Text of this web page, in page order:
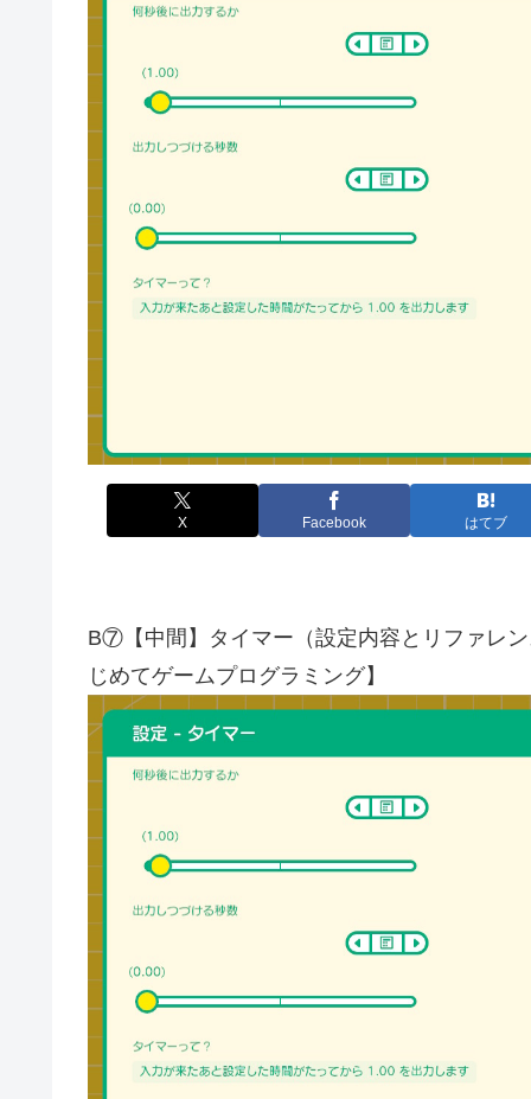
X Facebook はてブ
B⑦【中間】タイマー（設定内容とリファレ
じめてゲームプログラミング】